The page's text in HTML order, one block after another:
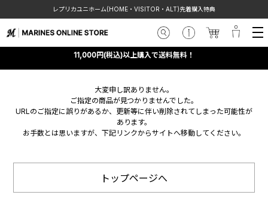
レプリカユニホーム(HOME・VISITOR・ALT)先着購入特典
11,000円(税込)以上購入で送料無料！
大変申し訳ありません。
ご指定の商品が見つかりませんでした。
URLのご指定に誤りがあるか、更新等に伴い削除されてしまった可能性が
あります。
お手数とは思いますが、下記リンクからサイトへ移動してください。
トップページへ